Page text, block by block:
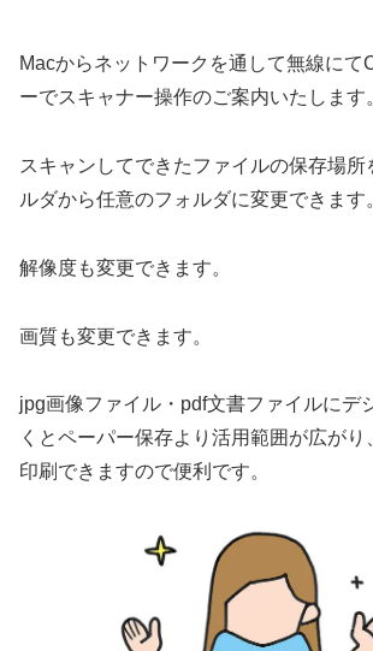
Macからネットワークを通して無線にて
ーでスキャナー操作のご案内いたします
スキャンしてできたファイルの保存場所
ルダから任意のフォルダに変更できます
解像度も変更できます。
画質も変更できます。
jpg画像ファイル・pdf文書ファイルにデ
くとペーパー保存より活用範囲が広がり
印刷できますので便利です。